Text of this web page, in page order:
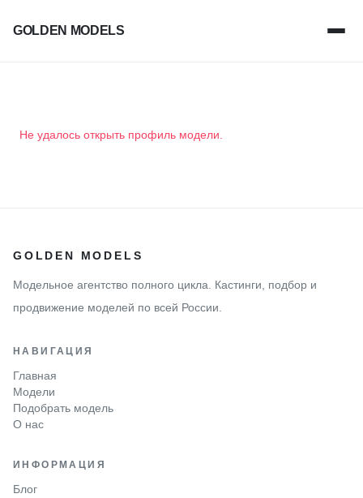
GOLDEN MODELS
Не удалось открыть профиль модели.
GOLDEN MODELS
Модельное агентство полного цикла. Кастинги, подбор и
продвижение моделей по всей России.
НАВИГАЦИЯ
Главная
Модели
Подобрать модель
О нас
ИНФОРМАЦИЯ
Блог